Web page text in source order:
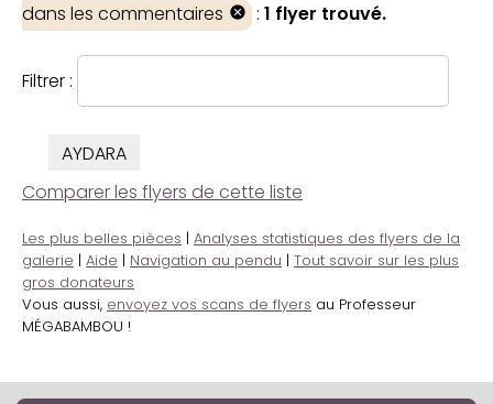
dans les commentaires
: 1 flyer trouvé.
Filtrer :
AYDARA
Comparer les flyers de cette liste
Les plus belles pièces | Analyses statistiques des flyers de la
galerie | Aide | Navigation au pendu | Tout savoir sur les plus
gros donateurs
Vous aussi, envoyez vos scans de flyers au Professeur
MÉGABAMBOU !